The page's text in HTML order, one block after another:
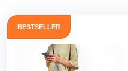
BESTSELLER